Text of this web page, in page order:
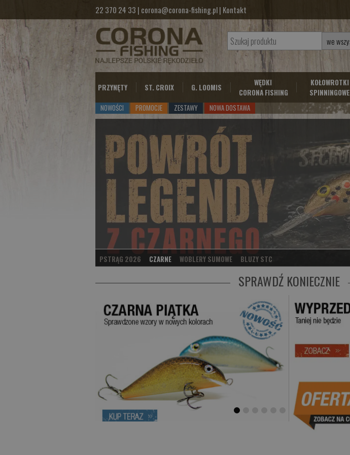
22 370 24 33 | corona@corona-fishing.pl| Kontakt
PRZYNĘTY ST. CROIX G. LOOMIS
WĘDKI
CORONA FISHING
KOŁOWROTKI
SPINNINGOWE
NOWOŚCI
PROMOCJE ZESTAWY NOWA DOSTAWA
PSTRĄG 2026 CZARNE WOBLERY SUMOWE BLUZY STC
SPRAWDŹ KONIECZNIE